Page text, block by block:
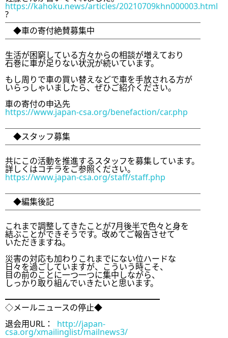
https://kahoku.news/articles/20210709khn000003.html
?
────────────────────────
◆車の寄付絶賛募集中
────────────────────────
生活が困窮している方々からの相談が増えており
石巻に車が足りない状況が続いています。
もし周りで車の買い替えなどで車を手放される方が
いらっしゃいましたら、ぜひご紹介ください。
https://www.japan-csa.org/benefaction/car.php
────────────────────────
◆スタッフ募集
────────────────────────
共にこの活動を推進するスタッフを募集しています。
https://www.japan-csa.org/staff/staff.php
────────────────────────
◆編集後記
────────────────────────
これまで調整してきたことが7月後半で色々と身を
結ぶことができそうです。改めてご報告させて
いただきますね。
災害の対応も加わりこれまでにない位ハードな
日々を過ごしていますが、こういう時こそ、
目の前のことに一つ一つに集中しながら、
しっかり取り組んでいきたいと思います。
━━━━━━━━━━━━━━━━━━━
◇メールニュースの停止◆
退会用URL： http://japan-
csa.org/xmailinglist/mailnews3/